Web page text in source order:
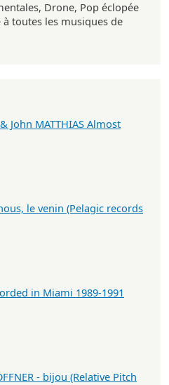
Drone, Pop éclopée
toutes les musiques de
John MATTHIAS Almost
le venin (Pelagic records
in Miami 1989-1991
- bijou (Relative Pitch